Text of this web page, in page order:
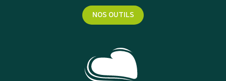
NOS OUTILS